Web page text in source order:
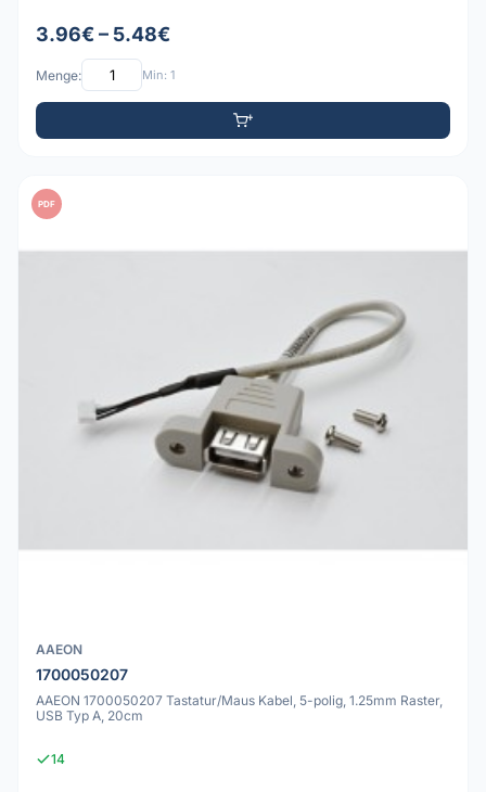
3.96€ – 5.48€
Menge: Min: 1
PDF
AAEON
1700050207
AAEON 1700050207 Tastatur/Maus Kabel, 5-polig, 1.25mm Raster,
USB Typ A, 20cm
14